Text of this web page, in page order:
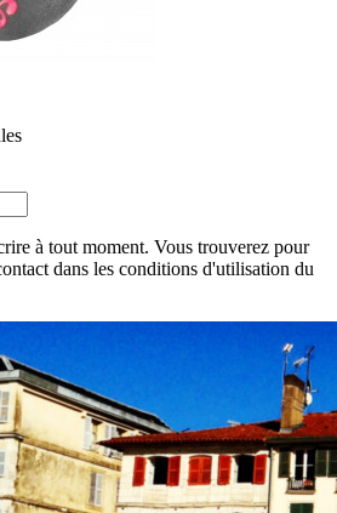
à tout moment. Vous trouverez pour
dans les conditions d'utilisation du